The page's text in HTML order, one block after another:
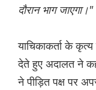
दौरान भाग जाएगा।"
याचिकाकर्ता के
देते हुए अदालत ने
ने पीड़ित पक्ष पर